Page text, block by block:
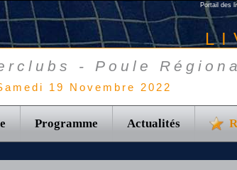
Portail des
- Poule
19 Novembre 2022
Programme Actualités